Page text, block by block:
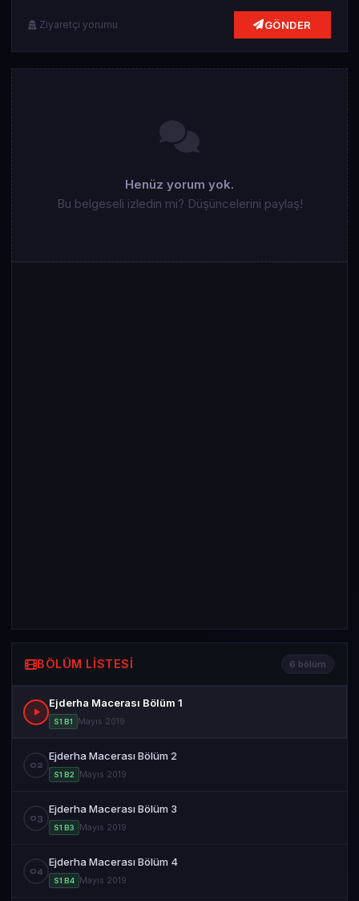
Ziyaretçi yorumu GÖNDER
Henüz yorum yok.
Bu belgeseli izledin mi? Düşüncelerini paylaş!
BÖLÜM LISTESI 6 bölüm
Ejderha Macerası Bölüm 1
S1 B1 Mayıs 2019
02
Ejderha Macerası Bölüm 2
S1 B2 Mayıs 2019
03
Ejderha Macerası Bölüm 3
S1 B3 Mayıs 2019
04
Ejderha Macerası Bölüm 4
S1 B4 Mayıs 2019